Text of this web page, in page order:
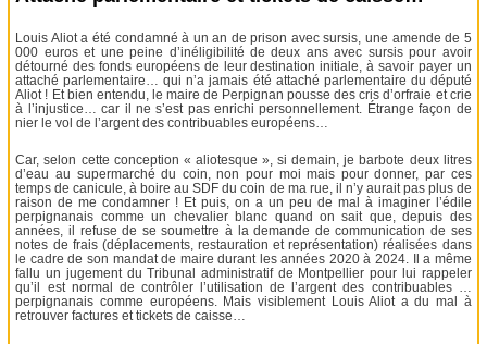
Louis Aliot a été condamné à un an de prison avec sursis, une amende de 5
000 euros et une peine d’inéligibilité de deux ans avec sursis pour avoir
détourné des fonds européens de leur destination initiale, à savoir payer un
attaché parlementaire… qui n’a jamais été attaché parlementaire du député
Aliot ! Et bien entendu, le maire de Perpignan pousse des cris d’orfraie et crie
à l’injustice… car il ne s’est pas enrichi personnellement. Étrange façon de
nier le vol de l’argent des contribuables européens…
Car, selon cette conception « aliotesque », si demain, je barbote deux litres
d’eau au supermarché du coin, non pour moi mais pour donner, par ces
temps de canicule, à boire au SDF du coin de ma rue, il n’y aurait pas plus de
raison de me condamner ! Et puis, on a un peu de mal à imaginer l’édile
perpignanais comme un chevalier blanc quand on sait que, depuis des
années, il refuse de se soumettre à la demande de communication de ses
notes de frais (déplacements, restauration et représentation) réalisées dans
le cadre de son mandat de maire durant les années 2020 à 2024. Il a même
fallu un jugement du Tribunal administratif de Montpellier pour lui rappeler
qu’il est normal de contrôler l’utilisation de l’argent des contribuables …
perpignanais comme européens. Mais visiblement Louis Aliot a du mal à
retrouver factures et tickets de caisse…